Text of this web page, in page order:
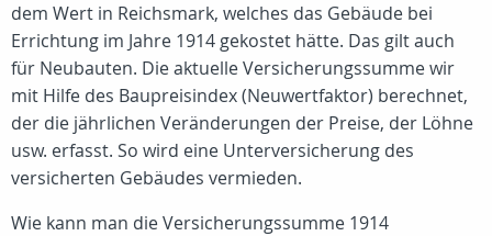
dem Wert in Reichsmark, welches das Gebäude bei
Errichtung im Jahre 1914 gekostet hätte. Das gilt auch
für Neubauten. Die aktuelle Versicherungssumme wir
mit Hilfe des Baupreisindex (Neuwertfaktor) berechnet,
der die jährlichen Veränderungen der Preise, der Löhne
usw. erfasst. So wird eine Unterversicherung des
versicherten Gebäudes vermieden.
Wie kann man die Versicherungssumme 1914